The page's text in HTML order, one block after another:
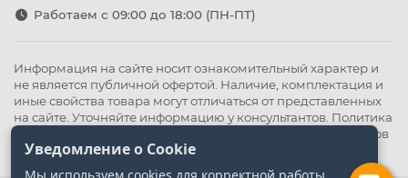
Работаем с 09:00 до 18:00 (ПН-ПТ)
Информация на сайте носит ознакомительный характер и
не является публичной офертой. Наличие, комплектация и
иные свойства товара могут отличаться от представленных
на сайте. Уточняйте информацию у консультантов. Политика
Политика обработки файлов
cookie
Уведомление о Cookie